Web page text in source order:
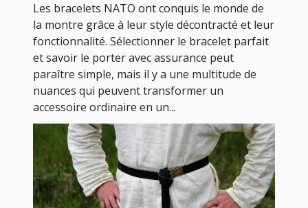
Les bracelets NATO ont conquis le monde de
la montre grâce à leur style décontracté et leur
fonctionnalité. Sélectionner le bracelet parfait
et savoir le porter avec assurance peut
paraître simple, mais il y a une multitude de
nuances qui peuvent transformer un
accessoire ordinaire en un...